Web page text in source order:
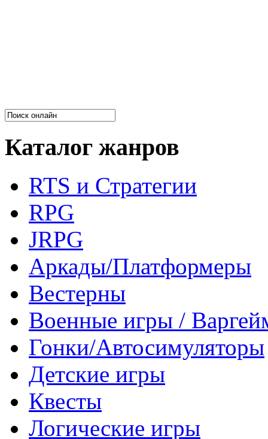
Каталог жанров
RTS и Стратегии
RPG
JRPG
Аркады/Платформеры
Вестерны
Военные игры /
Гонки/Автосимуляторы
Детские игры
Квесты
Логические игры